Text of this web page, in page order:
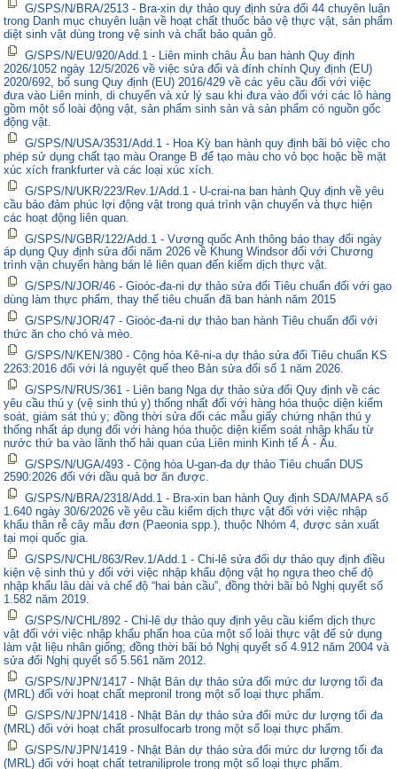
G/SPS/N/BRA/2513 - Bra-xin dự thảo quy định sửa đổi 44 chuyên luận
trong Danh mục chuyên luận về hoạt chất thuốc bảo vệ thực vật, sản phẩm
diệt sinh vật dùng trong vệ sinh và chất bảo quản gỗ.
G/SPS/N/EU/920/Add.1 - Liên minh châu Âu ban hành Quy định
2026/1052 ngày 12/5/2026 về việc sửa đổi và đính chính Quy định (EU)
2020/692, bổ sung Quy định (EU) 2016/429 về các yêu cầu đối với việc
đưa vào Liên minh, di chuyển và xử lý sau khi đưa vào đối với các lô hàng
gồm một số loài động vật, sản phẩm sinh sản và sản phẩm có nguồn gốc
động vật.
G/SPS/N/USA/3531/Add.1 - Hoa Kỳ ban hành quy định bãi bỏ việc cho
phép sử dụng chất tạo màu Orange B để tạo màu cho vỏ bọc hoặc bề mặt
xúc xích frankfurter và các loại xúc xích.
G/SPS/N/UKR/223/Rev.1/Add.1 - U-crai-na ban hành Quy định về yêu
cầu bảo đảm phúc lợi động vật trong quá trình vận chuyển và thực hiện
các hoạt động liên quan.
G/SPS/N/GBR/122/Add.1 - Vương quốc Anh thông báo thay đổi ngày
áp dụng Quy định sửa đổi năm 2026 về Khung Windsor đối với Chương
trình vận chuyển hàng bán lẻ liên quan đến kiểm dịch thực vật.
G/SPS/N/JOR/46 - Gioóc-đa-ni dự thảo sửa đổi Tiêu chuẩn đối với gạo
dùng làm thực phẩm, thay thế tiêu chuẩn đã ban hành năm 2015
G/SPS/N/JOR/47 - Gioóc-đa-ni dự thảo ban hành Tiêu chuẩn đối với
thức ăn cho chó và mèo.
G/SPS/N/KEN/380 - Cộng hòa Kê-ni-a dự thảo sửa đổi Tiêu chuẩn KS
2263:2016 đối với lá nguyệt quế theo Bản sửa đổi số 1 năm 2026.
G/SPS/N/RUS/361 - Liên bang Nga dự thảo sửa đổi Quy định về các
yêu cầu thú y (vệ sinh thú y) thống nhất đối với hàng hóa thuộc diện kiểm
soát, giám sát thú y; đồng thời sửa đổi các mẫu giấy chứng nhận thú y
thống nhất áp dụng đối với hàng hóa thuộc diện kiểm soát nhập khẩu từ
nước thứ ba vào lãnh thổ hải quan của Liên minh Kinh tế Á - Âu.
G/SPS/N/UGA/493 - Cộng hòa U-gan-đa dự thảo Tiêu chuẩn DUS
2590:2026 đối với dầu quả bơ ăn được.
G/SPS/N/BRA/2318/Add.1 - Bra-xin ban hành Quy định SDA/MAPA số
1.640 ngày 30/6/2026 về yêu cầu kiểm dịch thực vật đối với việc nhập
khẩu thân rễ cây mẫu đơn (Paeonia spp.), thuộc Nhóm 4, được sản xuất
tại mọi quốc gia.
G/SPS/N/CHL/863/Rev.1/Add.1 - Chi-lê sửa đổi dự thảo quy định điều
kiện vệ sinh thú y đối với việc nhập khẩu động vật họ ngựa theo chế độ
nhập khẩu lâu dài và chế độ “hai bán cầu”, đồng thời bãi bỏ Nghị quyết số
1.582 năm 2019.
G/SPS/N/CHL/892 - Chi-lê dự thảo quy định yêu cầu kiểm dịch thực
vật đối với việc nhập khẩu phấn hoa của một số loài thực vật để sử dụng
làm vật liệu nhân giống; đồng thời bãi bỏ Nghị quyết số 4.912 năm 2004 và
sửa đổi Nghị quyết số 5.561 năm 2012.
G/SPS/N/JPN/1417 - Nhật Bản dự thảo sửa đổi mức dư lượng tối đa
(MRL) đối với hoạt chất mepronil trong một số loại thực phẩm.
G/SPS/N/JPN/1418 - Nhật Bản dự thảo sửa đổi mức dư lượng tối đa
(MRL) đối với hoạt chất prosulfocarb trong một số loại thực phẩm.
G/SPS/N/JPN/1419 - Nhật Bản dự thảo sửa đổi mức dư lượng tối đa
(MRL) đối với hoạt chất tetraniliprole trong một số loại thực phẩm.